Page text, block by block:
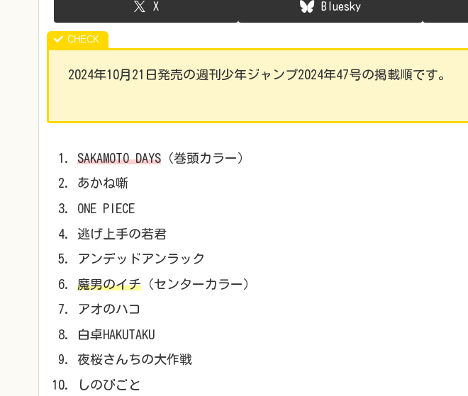
X Bluesky
2024年10月21日発売の週刊少年ジャンプ2024年47号の掲載順です。
SAKAMOTO DAYS （巻頭カラー）
あかね噺
ONE PIECE
逃げ上手の若君
アンデッドアンラック
魔男のイチ （センターカラー）
アオのハコ
白卓HAKUTAKU
夜桜さんちの大作戦
しのびごと